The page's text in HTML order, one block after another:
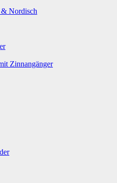
Nordisch
Zinnangänger